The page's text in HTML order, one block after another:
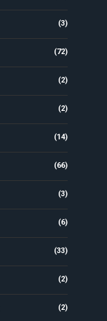
(3)
(72)
(2)
(2)
(14)
(66)
(3)
(6)
(33)
(2)
(2)